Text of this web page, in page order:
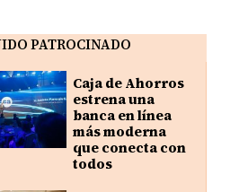
PATROCINADO
Caja de Ahorros
estrena una
banca en línea
más moderna
que conecta con
todos